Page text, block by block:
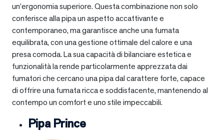
un’ergonomia superiore. Questa combinazione non solo
conferisce alla pipa un aspetto accattivante e
contemporaneo, ma garantisce anche una fumata
equilibrata, con una gestione ottimale del calore e una
presa comoda. La sua capacità di bilanciare estetica e
funzionalità la rende particolarmente apprezzata dai
fumatori che cercano una pipa dal carattere forte, capace
di offrire una fumata ricca e soddisfacente, mantenendo al
contempo un comfort e uno stile impeccabili.
Pipa Prince